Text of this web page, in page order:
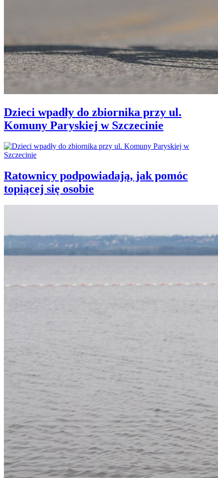
Dzieci wpadły do zbiornika przy ul.
Komuny Paryskiej w Szczecinie
Ratownicy podpowiadają, jak pomóc
topiącej się osobie